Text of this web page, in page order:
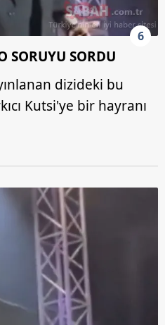
6
SORUYU SORDU
dizideki bu
Kutsi'ye bir hayranı